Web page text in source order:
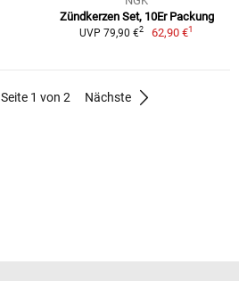
Zündkerzen Set, 10Er Packung
UVP 79,90 €2 62,90 €1
Seite 1 von 2 Nächste